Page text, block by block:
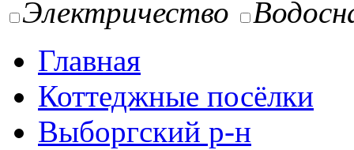
Электричество
Главная
Коттеджные посёлки
Выборгский р-н